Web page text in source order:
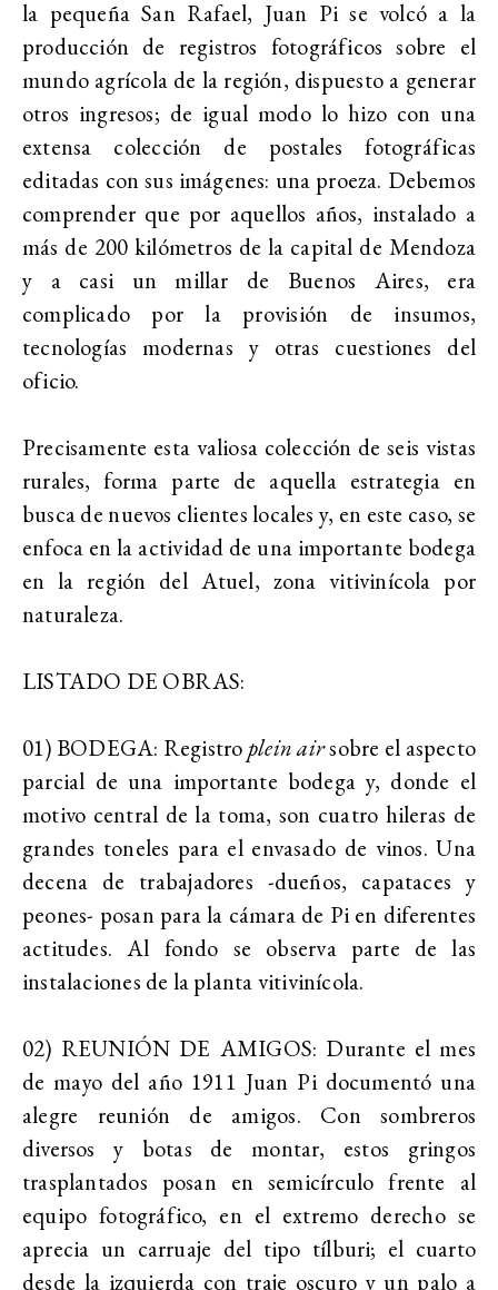
la pequeña San Rafael, Juan Pi se volcó a la
producción de registros fotográficos sobre el
mundo agrícola de la región, dispuesto a generar
otros ingresos; de igual modo lo hizo con una
extensa colección de postales fotográficas
editadas con sus imágenes: una proeza. Debemos
comprender que por aquellos años, instalado a
más de 200 kilómetros de la capital de Mendoza
y a casi un millar de Buenos Aires, era
complicado por la provisión de insumos,
tecnologías modernas y otras cuestiones del
oficio.
Precisamente esta valiosa colección de seis vistas
rurales, forma parte de aquella estrategia en
busca de nuevos clientes locales y, en este caso, se
enfoca en la actividad de una importante bodega
en la región del Atuel, zona vitivinícola por
naturaleza.
LISTADO DE OBRAS:
01) BODEGA: Registroplein airsobre el aspecto
parcial de una importante bodega y, donde el
motivo central de la toma, son cuatro hileras de
grandes toneles para el envasado de vinos. Una
decena de trabajadores -dueños, capataces y
peones- posan para la cámara de Pi en diferentes
actitudes. Al fondo se observa parte de las
instalaciones de la planta vitivinícola.
02) REUNIÓN DE AMIGOS: Durante el mes
de mayo del año 1911 Juan Pi documentó una
alegre reunión de amigos. Con sombreros
diversos y botas de montar, estos gringos
trasplantados posan en semicírculo frente al
equipo fotográfico, en el extremo derecho se
aprecia un carruaje del tipo tílburi; el cuarto
desde la izquierda con traje oscuro y un palo a